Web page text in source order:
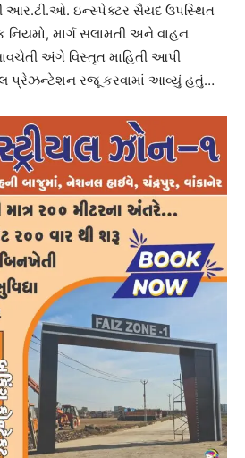
ઇન્સ્પેક્ટર સૈયદ ઉપસ્થિત
નિયમો, માર્ગ સલામતી અને વાહન
અંગે વિસ્તૃત માહિતી આપી
પ્રેઝન્ટેશન રજૂ કરવામાં આવ્યું હતું…